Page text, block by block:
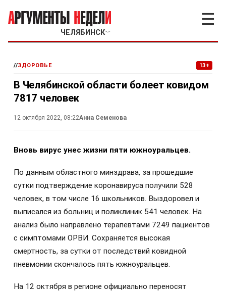
ЧЕЛЯБИНСК﹀
☰
//ЗДОРОВЬЕ 13+
В Челябинской области болеет ковидом
7817 человек
12 октября 2022, 08:22Анна Семенова
Вновь вирус унес жизни пяти южноуральцев.
По данным областного минздрава, за прошедшие
сутки подтверждение коронавируса получили 528
человек, в том числе 16 школьников. Выздоровел и
выписался из больниц и поликлиник 541 человек. На
анализ было направлено терапевтами 7249 пациентов
с симптомами ОРВИ. Сохраняется высокая
смертность, за сутки от последствий ковидной
пневмонии скончалось пять южноуральцев.
На 12 октября в регионе официально переносят